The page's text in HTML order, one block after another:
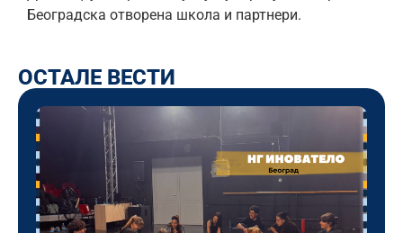
Београдска отворена школа и партнери.
ОСТАЛЕ ВЕСТИ